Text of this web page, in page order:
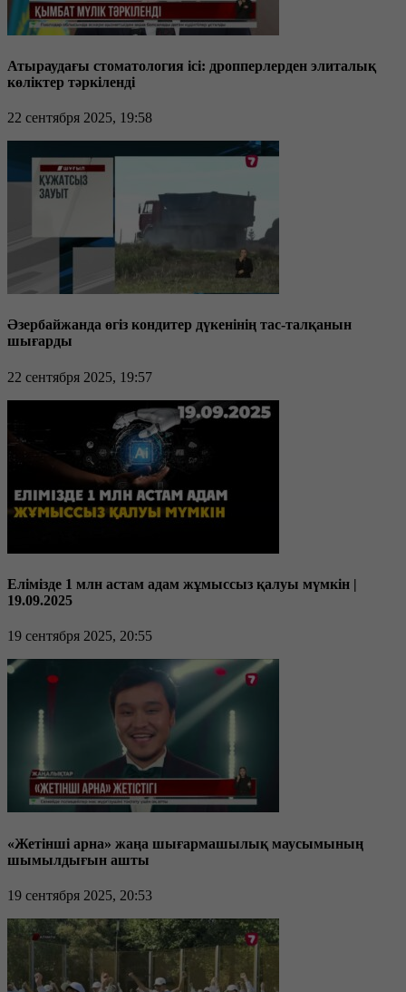
Атыраудағы стоматология ісі: дропперлерден элиталық
көліктер тәркіленді
22 сентября 2025, 19:58
Әзербайжанда өгіз кондитер дүкенінің тас-талқанын
шығарды
22 сентября 2025, 19:57
Елімізде 1 млн астам адам жұмыссыз қалуы мүмкін |
19.09.2025
19 сентября 2025, 20:55
«Жетінші арна» жаңа шығармашылық маусымының
шымылдығын ашты
19 сентября 2025, 20:53